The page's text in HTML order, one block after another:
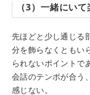
（3）一緒にいて
先ほどと少し通じる
分を飾らなくともい
られないポイントで
会話のテンポが合う
感じない。